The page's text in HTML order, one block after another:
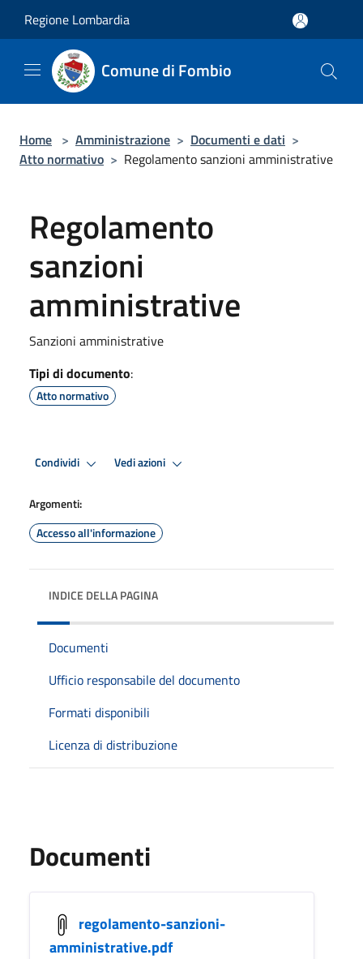
Regione Lombardia
Comune di Fombio
Home > Amministrazione > Documenti e dati >
Atto normativo > Regolamento sanzioni amministrative
Regolamento
sanzioni
amministrative
Sanzioni amministrative
Tipi di documento:
Atto normativo
Condividi Vedi azioni
Argomenti:
Accesso all'informazione
INDICE DELLA PAGINA
Documenti
Ufficio responsabile del documento
Formati disponibili
Licenza di distribuzione
Documenti
regolamento-sanzioni-
amministrative.pdf